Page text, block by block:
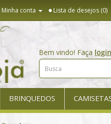
Minha conta Lista de desejos (0)
Bem vindo! Faça login
BRINQUEDOS